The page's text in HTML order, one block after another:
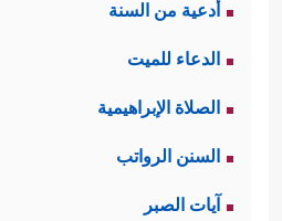
أدعية من السنة
الدعاء للميت
الصلاة الإبراهيمية
السنن الرواتب
آيات الصبر